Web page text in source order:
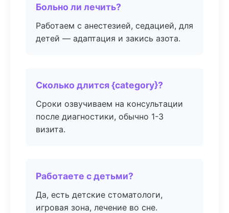
Больно ли лечить?
Работаем с анестезией, седацией, для
детей — адаптация и закись азота.
Сколько длится {category}?
Сроки озвучиваем на консультации
после диагностики, обычно 1-3
визита.
Работаете с детьми?
Да, есть детские стоматологи,
игровая зона, лечение во сне.